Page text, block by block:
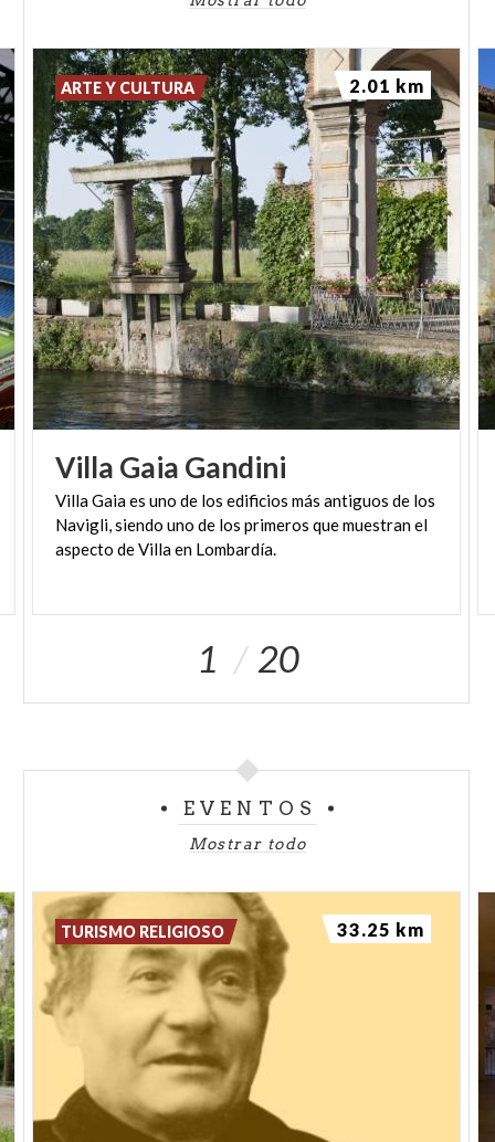
Villa Gaia Gandini
Villa Gaia es uno de los edificios más antiguos de los
Navigli, siendo uno de los primeros que muestran el
aspecto de Villa en Lombardía.
ARTE Y CULTURA 2.01 km
1 20
EVENTOS
Mostrar todo
TURISMO RELIGIOSO 33.25 km